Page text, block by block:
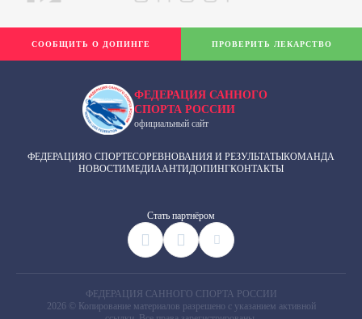
ФЕДЕРАЦИЯ САННОГО
СПОРТА РОССИИ
официальный сайт
ФЕДЕРАЦИЯО СПОРТЕСОРЕВНОВАНИЯ И РЕЗУЛЬТАТЫКОМАНДА
НОВОСТИМЕДИААНТИДОПИНГКОНТАКТЫ
Cтать партнёром
СООБЩИТЬ О ДОПИНГЕ ПРОВЕРИТЬ ЛЕКАРСТВО
ФЕДЕРАЦИЯ САННОГО СПОРТА РОССИИ
2026 © Копирование материалов разрешено с указанием активной